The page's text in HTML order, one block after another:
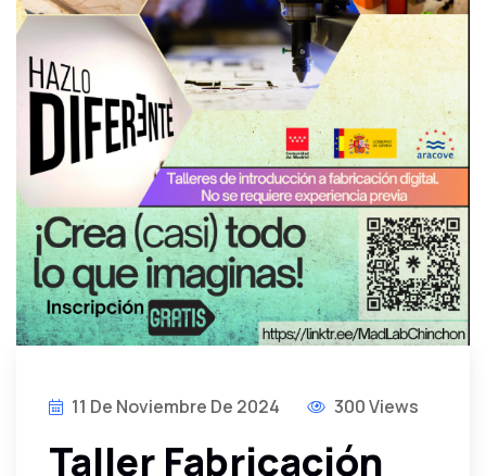
11 De Noviembre De 2024 300 Views
Taller Fabricación